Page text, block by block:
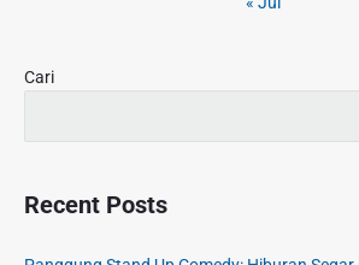
Cari
Recent Posts